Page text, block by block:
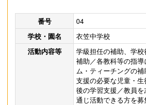
番号
04
学校・園名
衣笠中学校
活動内容等
学級担任の補助、学
補助／各教科等の指
ム・ティーチングの
支援の必要な児童・
後の学習支援／教員
通じ活動できる方を募